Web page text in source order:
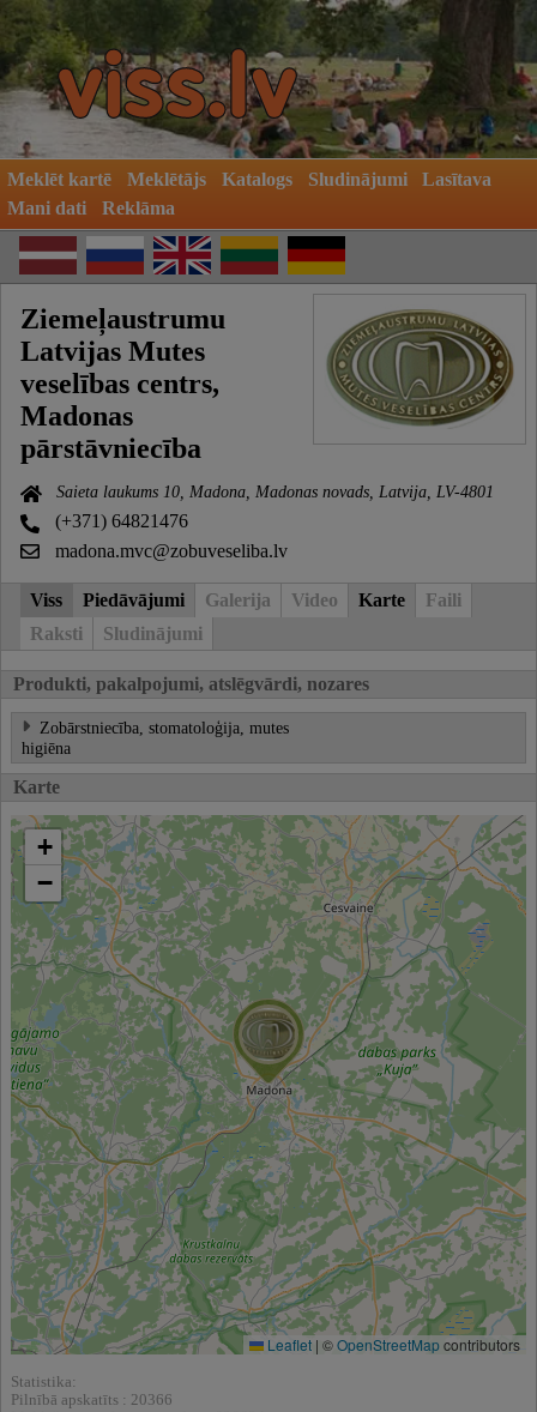
Meklēt kartē Meklētājs Katalogs Sludinājumi
Lasītava
Mani dati
Reklāma
Ziemeļaustrumu
Latvijas Mutes
veselības centrs,
Madonas
pārstāvniecība
Saieta laukums 10, Madona, Madonas novads, Latvija, LV-4801
(+371) 64821476
madona.mvc@zobuveseliba.lv
Viss Piedāvājumi Galerija Video Karte
Faili
Raksti
Sludinājumi
Produkti, pakalpojumi, atslēgvārdi, nozares
Zobārstniecība, stomatoloģija, mutes
higiēna
Karte
+
−
Leaflet | ©OpenStreetMapcontributors
Statistika:
Pilnībā apskatīts : 20366